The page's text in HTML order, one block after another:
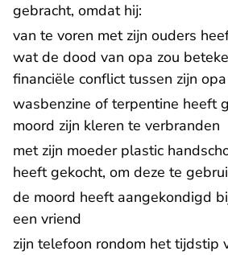
gebracht, omdat hij:
van te voren met zijn ouders
wat de dood van opa zou
financiële conflict tussen zijn
wasbenzine of terpentine heeft
moord zijn kleren te verbranden
met zijn moeder plastic
heeft gekocht, om deze te
de moord heeft aangekondigd
een vriend
zijn telefoon rondom het tijdstip